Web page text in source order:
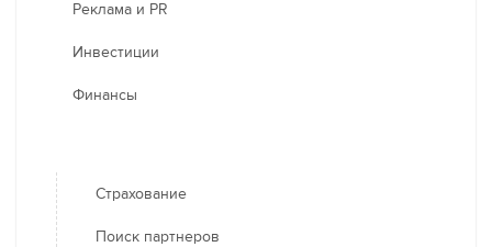
Реклама и PR
Инвестиции
Финансы
Страхование
Поиск партнеров